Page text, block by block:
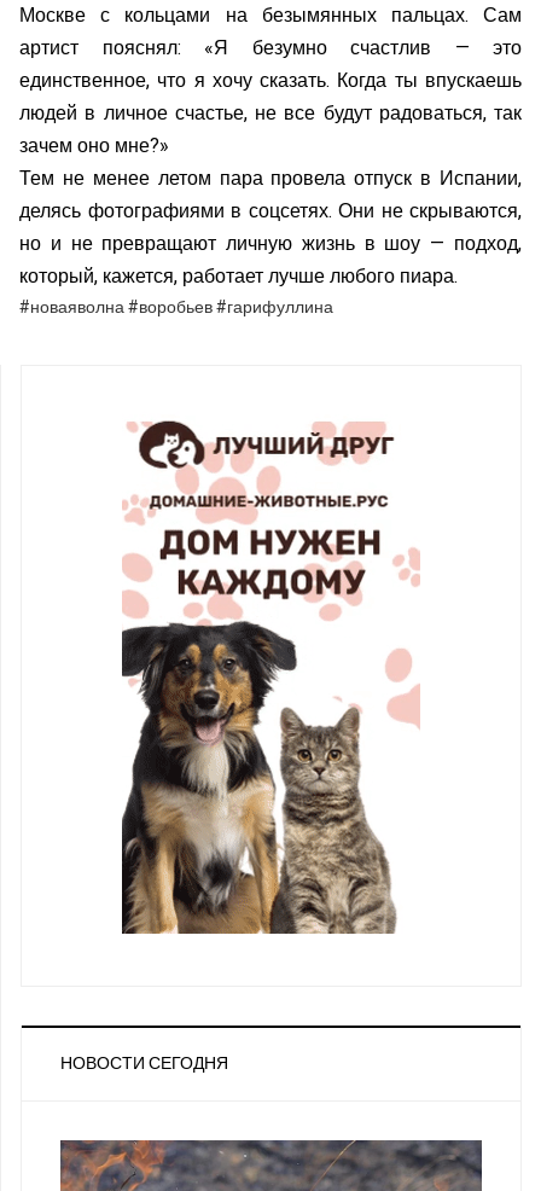
Москве с кольцами на безымянных пальцах. Сам
артист пояснял: «Я безумно счастлив — это
единственное, что я хочу сказать. Когда ты впускаешь
людей в личное счастье, не все будут радоваться, так
зачем оно мне?»
Тем не менее летом пара провела отпуск в Испании,
делясь фотографиями в соцсетях. Они не скрываются,
но и не превращают личную жизнь в шоу — подход,
который, кажется, работает лучше любого пиара.
#новаяволна #воробьев #гарифуллина
НОВОСТИ СЕГОДНЯ